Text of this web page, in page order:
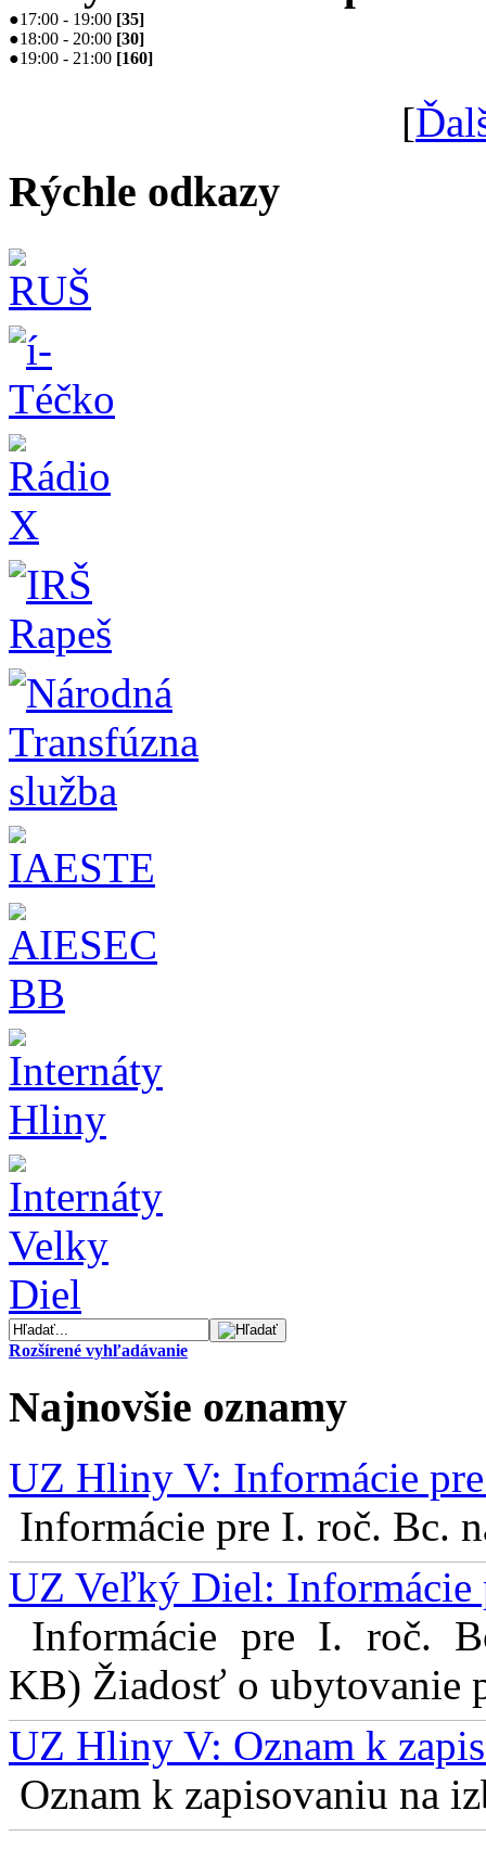
●17:00 - 19:00 [35]
●18:00 - 20:00 [30]
●19:00 - 21:00 [160]
[
Rýchle odkazy
Rozšírené vyhľadávanie
Najnovšie oznamy
UZ Hliny V: Informácie
Informácie pre I. roč. Bc.
UZ Veľký Diel: Informácie
Informácie pre I. roč.
KB) Žiadosť o ubytovanie
UZ Hliny V: Oznam k
Oznam k zapisovaniu na